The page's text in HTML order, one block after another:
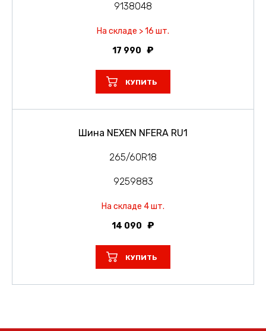
9138048
На складе > 16 шт.
17 990
КУПИТЬ
Шина NEXEN NFERA RU1
265/60R18
9259883
На складе 4 шт.
14 090
КУПИТЬ